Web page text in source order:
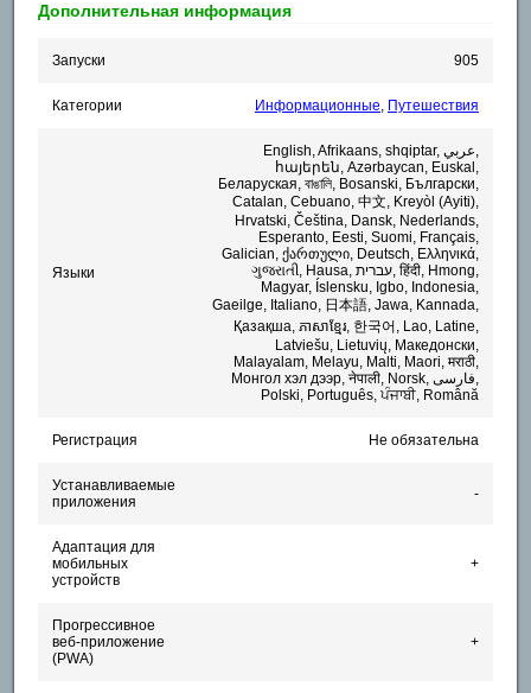
Дополнительная информация
Запуски 905
Категории Информационные Путешествия
Языки
English, Afrikaans, shqiptar, عربي,
հայերեն, Azərbaycan, Euskal,
Беларуская, বাঙালি, Bosanski, Български,
Catalan, Cebuano, 中文, Kreyòl (Ayiti),
Hrvatski, Čeština, Dansk, Nederlands,
Esperanto, Eesti, Suomi, Français,
Galician, ქართული, Deutsch, Ελληνικά,
ગુજરાતી, Hausa, עברית, हिंदी, Hmong,
Magyar, Íslensku, Igbo, Indonesia,
Gaeilge, Italiano, 日本語, Jawa, Kannada,
Қазақша, ភាសាខ្មែរ, 한국어, Lao, Latine,
Latviešu, Lietuvių, Македонски,
Malayalam, Melayu, Malti, Maori, मराठी,
Монгол хэл дээр, नेपाली, Norsk, فارسی,
Polski, Português, ਪੰਜਾਬੀ, Română
Регистрация Не обязательна
Устанавливаемые
приложения
-
Адаптация для
мобильных
устройств
+
Прогрессивное
веб-приложение
(PWA)
+